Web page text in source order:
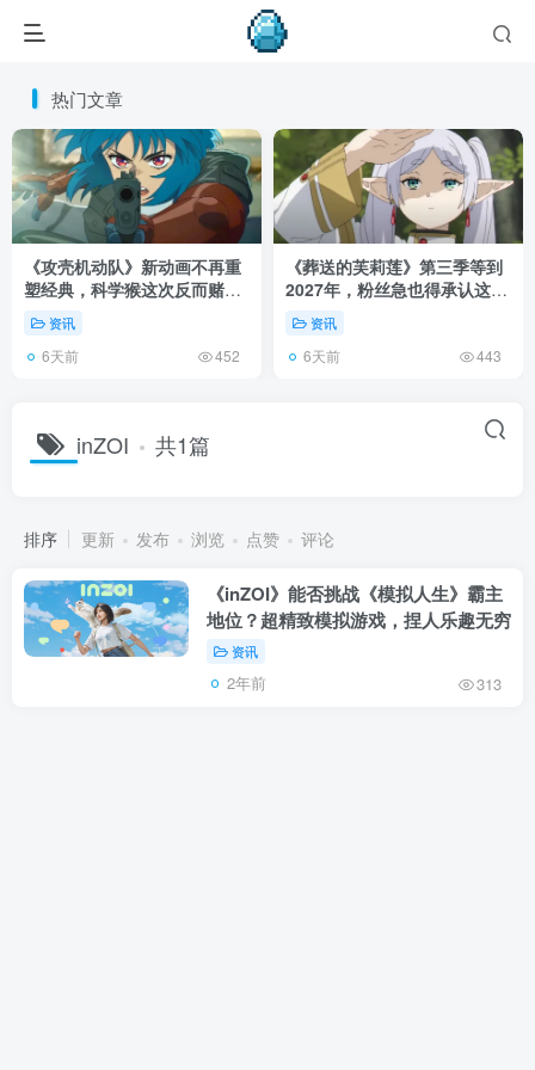
热门文章
《攻壳机动队》新动画不再重
塑经典，科学猴这次反而赌对
了！资讯
6天前 452
《葬送的芙莉莲》第三季等到
2027年，粉丝急也得承认这次
慢得有道理！
资讯
6天前 443
inZOI 共1篇
排序 更新 发布 浏览 点赞 评论
《inZOI》能否挑战《模拟人生》霸主
地位？超精致模拟游戏，捏人乐趣无穷
资讯
2年前 313